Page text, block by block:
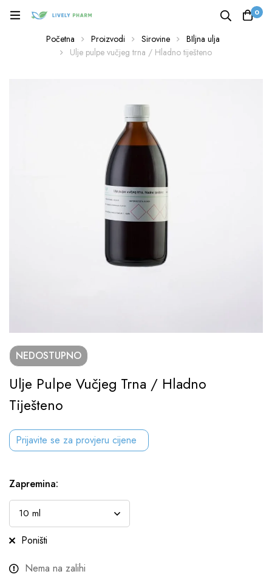
0
Početna Proizvodi Sirovine
BIljna ulja
Ulje pulpe vučjeg trna / Hladno tiješteno
NEDOSTUPNO
Ulje Pulpe Vučjeg Trna / Hladno
Tiješteno
Prijavite se za provjeru cijene
Zapremina:
Poništi
Nema na zalihi